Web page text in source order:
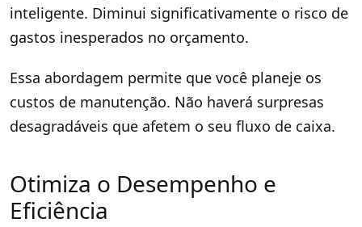
inteligente. Diminui significativamente o risco de
gastos inesperados no orçamento.
Essa abordagem permite que você planeje os
custos de manutenção. Não haverá surpresas
desagradáveis que afetem o seu fluxo de caixa.
Otimiza o Desempenho e
Eficiência